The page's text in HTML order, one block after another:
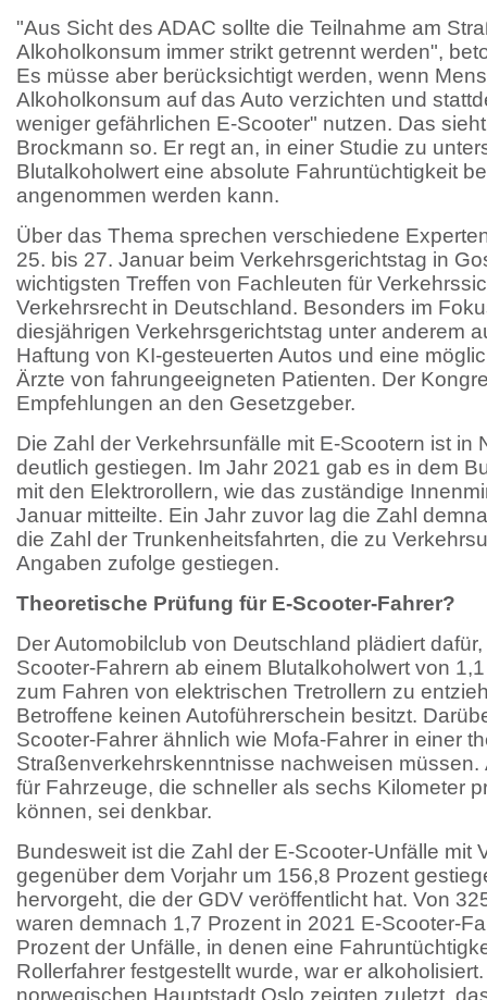
"Aus Sicht des ADAC sollte die Teilnahme am
Alkoholkonsum immer strikt getrennt werden",
Es müsse aber berücksichtigt werden, wenn
Alkoholkonsum auf das Auto verzichten und
weniger gefährlichen E-Scooter" nutzen. Das
Brockmann so. Er regt an, in einer Studie zu
Blutalkoholwert eine absolute Fahruntüchtigkeit
angenommen werden kann.
Über das Thema sprechen verschiedene
25. bis 27. Januar beim Verkehrsgerichtstag in
wichtigsten Treffen von Fachleuten für
Verkehrsrecht in Deutschland. Besonders im
diesjährigen Verkehrsgerichtstag unter anderem
Haftung von KI-gesteuerten Autos und eine
Ärzte von fahrungeeigneten Patienten. Der
Empfehlungen an den Gesetzgeber.
Die Zahl der Verkehrsunfälle mit E-Scootern ist in
deutlich gestiegen. Im Jahr 2021 gab es in dem
mit den Elektrorollern, wie das zuständige
Januar mitteilte. Ein Jahr zuvor lag die Zahl
die Zahl der Trunkenheitsfahrten, die zu
Angaben zufolge gestiegen.
Theoretische Prüfung für E-Scooter-Fahrer?
Der Automobilclub von Deutschland plädiert
Scooter-Fahrern ab einem Blutalkoholwert von
zum Fahren von elektrischen Tretrollern zu
Betroffene keinen Autoführerschein besitzt.
Scooter-Fahrer ähnlich wie Mofa-Fahrer in einer
Straßenverkehrskenntnisse nachweisen müssen.
für Fahrzeuge, die schneller als sechs Kilometer
können, sei denkbar.
Bundesweit ist die Zahl der E-Scooter-Unfälle mit
gegenüber dem Vorjahr um 156,8 Prozent
hervorgeht, die der GDV veröffentlicht hat. Von
waren demnach 1,7 Prozent in 2021 E-Scooter-
Prozent der Unfälle, in denen eine
Rollerfahrer festgestellt wurde, war er
norwegischen Hauptstadt Oslo zeigten zuletzt,